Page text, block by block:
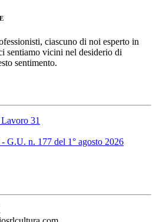
ciascuno di noi esperto in
sentiamo vicini nel desiderio di
sentimento.
31
G.U. n. 177 del 1° agosto 2026